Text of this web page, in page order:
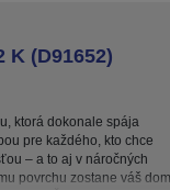
K (D91652)
ktorá dokonale spája
pre každého, kto chce
– a to aj v náročných
povrchu zostane váš